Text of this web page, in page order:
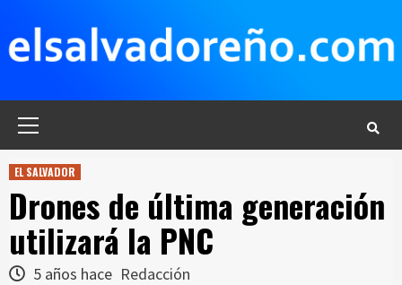
contenido
EL SALVADOR
Drones de última generación
utilizará la PNC
5 años hace Redacción